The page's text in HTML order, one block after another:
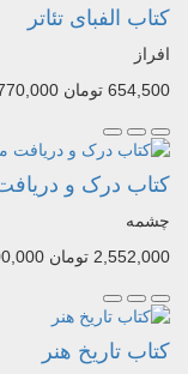
کتاب الفبای تئاتر
افراز
654,500 تومان
770,000
کتاب درک و
چشمه
2,552,000 تومان
کتاب تاریخ هنر